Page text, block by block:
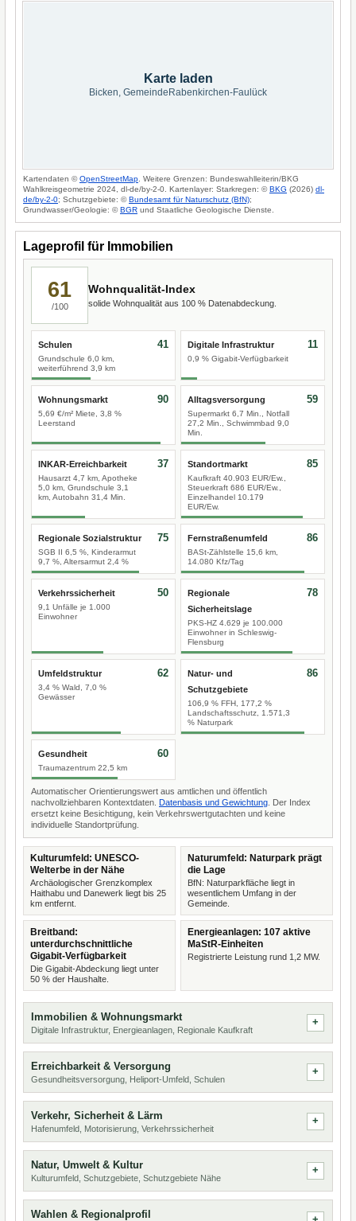
Karte laden
Bicken, GemeindeRabenkirchen-Faulück
Kartendaten ©OpenStreetMap . Weitere Grenzen: Bundeswahlleiterin/BKG
Wahlkreisgeometrie 2024, dl-de/by-2-0. Kartenlayer: Starkregen: ©BKG (2026) dl-
de/by-2-0; Schutzgebiete: ©Bundesamt für Naturschutz (BfN);
Grundwasser/Geologie: ©BGR und Staatliche Geologische Dienste.
Lageprofil für Immobilien
61
/100
Wohnqualität-Index
solide Wohnqualität aus 100 % Datenabdeckung.
Schulen
Grundschule 6,0 km,
weiterführend 3,9 km
41 Digitale Infrastruktur
0,9 % Gigabit-Verfügbarkeit
11
Wohnungsmarkt
5,69 €/m² Miete, 3,8 %
Leerstand
90 Alltagsversorgung
Supermarkt 6,7 Min., Notfall
27,2 Min., Schwimmbad 9,0
Min.
59
INKAR-Erreichbarkeit
Hausarzt 4,7 km, Apotheke
5,0 km, Grundschule 3,1
km, Autobahn 31,4 Min.
37 Standortmarkt
Kaufkraft 40.903 EUR/Ew.,
Steuerkraft 686 EUR/Ew.,
Einzelhandel 10.179
EUR/Ew.
85
Regionale Sozialstruktur
SGB II 6,5 %, Kinderarmut
9,7 %, Altersarmut 2,4 %
75 Fernstraßenumfeld
BASt-Zählstelle 15,6 km,
14.080 Kfz/Tag
86
Verkehrssicherheit
9,1 Unfälle je 1.000
Einwohner
50
Regionale
Sicherheitslage
PKS-HZ 4.629 je 100.000
Einwohner in Schleswig-
Flensburg
78
Umfeldstruktur
3,4 % Wald, 7,0 %
Gewässer
62
Natur- und
Schutzgebiete
106,9 % FFH, 177,2 %
Landschaftsschutz, 1.571,3
% Naturpark
86
Gesundheit
Traumazentrum 22,5 km
60
Automatischer Orientierungswert aus amtlichen und öffentlich
nachvollziehbaren Kontextdaten. Datenbasis und Gewichtung . Der Index
ersetzt keine Besichtigung, kein Verkehrswertgutachten und keine
individuelle Standortprüfung.
Kulturumfeld: UNESCO-
Welterbe in der Nähe
Archäologischer Grenzkomplex
Haithabu und Danewerk liegt bis 25
km entfernt.
Naturumfeld: Naturpark prägt
die Lage
BfN: Naturparkfläche liegt in
wesentlichem Umfang in der
Gemeinde.
Breitband:
unterdurchschnittliche
Gigabit-Verfügbarkeit
Die Gigabit-Abdeckung liegt unter
50 % der Haushalte.
Energieanlagen: 107 aktive
MaStR-Einheiten
Registrierte Leistung rund 1,2 MW.
Immobilien & Wohnungsmarkt
Digitale Infrastruktur, Energieanlagen, Regionale Kaufkraft
Erreichbarkeit & Versorgung
Gesundheitsversorgung, Heliport-Umfeld, Schulen
Verkehr, Sicherheit & Lärm
Hafenumfeld, Motorisierung, Verkehrssicherheit
Natur, Umwelt & Kultur
Kulturumfeld, Schutzgebiete, Schutzgebiete Nähe
Wahlen & Regionalprofil